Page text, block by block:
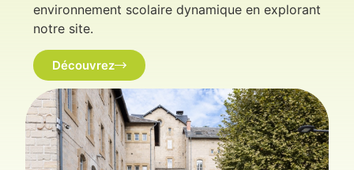
environnement scolaire dynamique en explorant
notre site.
Découvrez